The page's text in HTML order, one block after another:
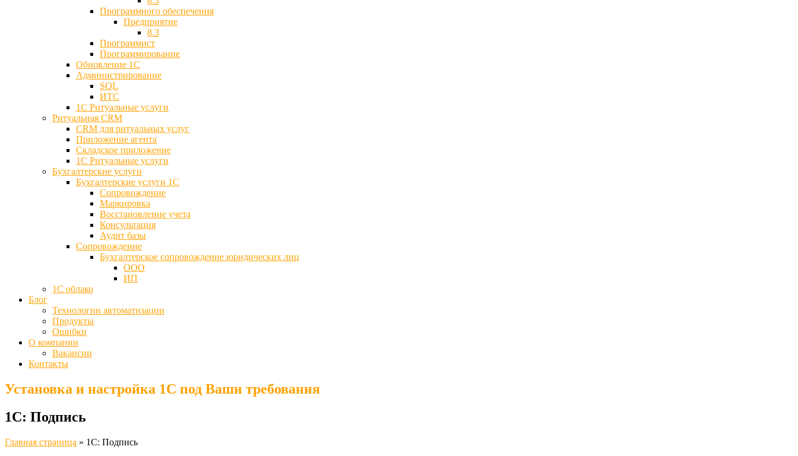
Программного обеспечения
Предприятие
8.3
Программист
Программирование
Обновление 1С
Администрирование
SQL
ИТС
1С Ритуальные услуги
Ритуальная CRM
CRM для ритуальных услуг
Приложение агента
Складское приложение
1С Ритуальные услуги
Бухгалтерские услуги
Бухгалтерские услуги 1С
Сопровождение
Маркировка
Восстановление учета
Консультация
Аудит базы
Cопровождение
Бухгалтерское сопровождение юридических лиц
ООО
ИП
1С облако
Блог
Технологии автоматизации
Продукты
Ошибки
О компании
Вакансии
Контакты
Установка и настройка 1С под Ваши требования
1С: Подпись
Главная страница » 1С: Подпись